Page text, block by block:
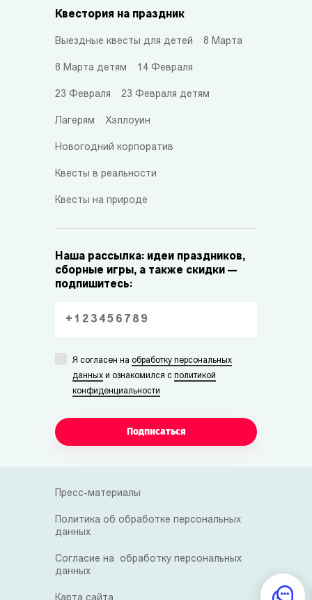
Квестория на праздник
Выездные квесты для детей 8 Марта
8 Марта детям 14 Февраля
23 Февраля 23 Февраля детям
Лагерям Хэллоуин
Новогодний корпоратив
Квесты в реальности
Квесты на природе
Наша рассылка: идеи праздников,
сборные игры, а также скидки —
подпишитесь:
Я согласен на обработку персональных
данных и ознакомился с политикой
конфиденциальности
Подписаться
Пресс-материалы
Политика об обработке персональных
данных
Согласие на обработку персональных
данных